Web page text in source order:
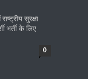
सुरक्षा
भर्ती के लिए
0